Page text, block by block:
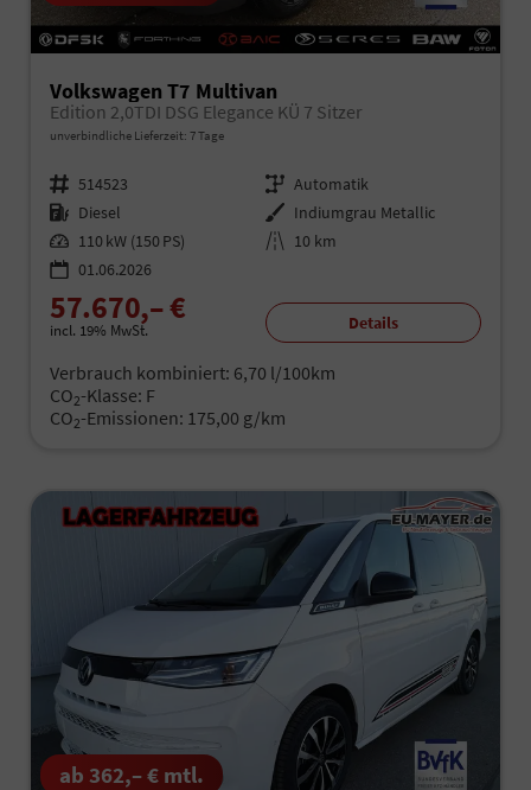
Volkswagen T7 Multivan
Edition 2,0TDI DSG Elegance KÜ 7 Sitzer
unverbindliche Lieferzeit: 7 Tage
Fahrzeugnr. 514523 Getriebe Automatik
Kraftstoff Diesel Außenfarbe Indiumgrau Metallic
Leistung 110 kW (150 PS) Kilometerstand 10 km
01.06.2026
57.670,– €
incl. 19% MwSt. Details
Verbrauch kombiniert: 6,70 l/100km
CO2-Klasse: F
CO2-Emissionen: 175,00 g/km
ab 362,– € mtl.